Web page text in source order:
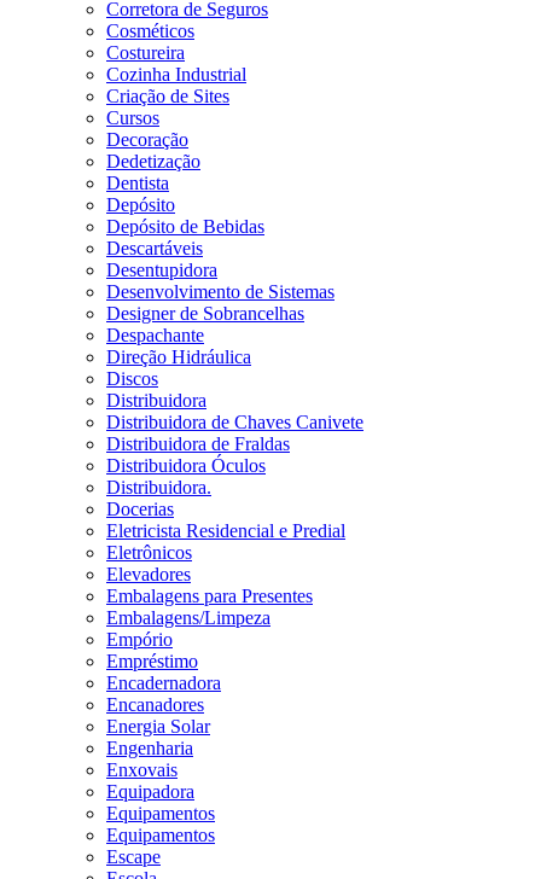
Corretora de Seguros
Cosméticos
Costureira
Cozinha Industrial
Criação de Sites
Cursos
Decoração
Dedetização
Dentista
Depósito
Depósito de Bebidas
Descartáveis
Desentupidora
Desenvolvimento de Sistemas
Designer de Sobrancelhas
Despachante
Direção Hidráulica
Discos
Distribuidora
Distribuidora de Chaves Canivete
Distribuidora de Fraldas
Distribuidora Óculos
Distribuidora.
Docerias
Eletricista Residencial e Predial
Eletrônicos
Elevadores
Embalagens para Presentes
Embalagens/Limpeza
Empório
Empréstimo
Encadernadora
Encanadores
Energia Solar
Engenharia
Enxovais
Equipadora
Equipamentos
Equipamentos
Escape